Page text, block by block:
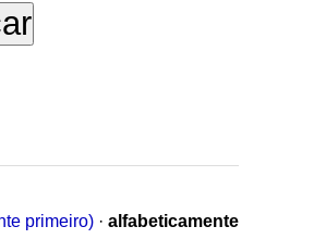
primeiro) · alfabeticamente